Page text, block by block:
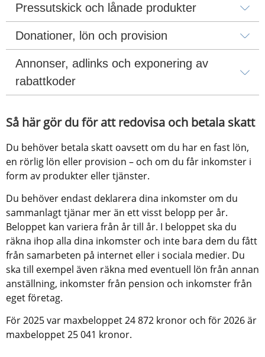
Pressutskick och lånade produkter
Donationer, lön och provision
Annonser, adlinks och exponering av
rabattkoder
Så här gör du för att redovisa och betala skatt
Du behöver betala skatt oavsett om du har en fast lön,
en rörlig lön eller provision – och om du får inkomster i
form av produkter eller tjänster.
Du behöver endast deklarera dina inkomster om du
sammanlagt tjänar mer än ett visst belopp per år.
Beloppet kan variera från år till år. I beloppet ska du
räkna ihop alla dina inkomster och inte bara dem du fått
från samarbeten på internet eller i sociala medier. Du
ska till exempel även räkna med eventuell lön från annan
anställning, inkomster från pension och inkomster från
eget företag.
För 2025 var maxbeloppet 24 872 kronor och för 2026 är
maxbeloppet 25 041 kronor.